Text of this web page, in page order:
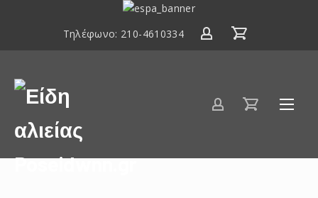
ΕΣΠΑ
2020
Τηλέφωνο: 210-4610334
Είδη
αλιείας
Poseidwnn.gr